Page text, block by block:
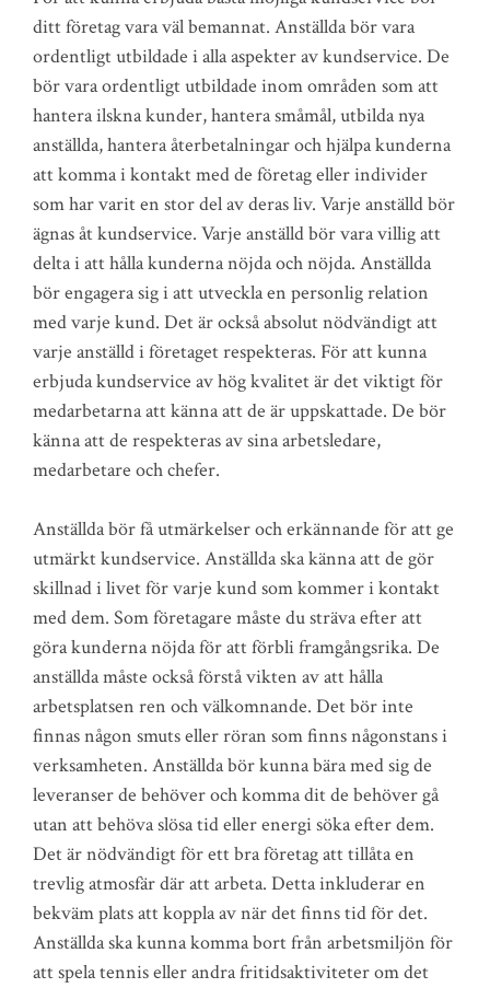
ditt företag vara väl bemannat. Anställda bör vara
ordentligt utbildade i alla aspekter av kundservice. De
bör vara ordentligt utbildade inom områden som att
hantera ilskna kunder, hantera småmål, utbilda nya
anställda, hantera återbetalningar och hjälpa kunderna
att komma i kontakt med de företag eller individer
som har varit en stor del av deras liv. Varje anställd bör
ägnas åt kundservice. Varje anställd bör vara villig att
delta i att hålla kunderna nöjda och nöjda. Anställda
bör engagera sig i att utveckla en personlig relation
med varje kund. Det är också absolut nödvändigt att
varje anställd i företaget respekteras. För att kunna
erbjuda kundservice av hög kvalitet är det viktigt för
medarbetarna att känna att de är uppskattade. De bör
känna att de respekteras av sina arbetsledare,
medarbetare och chefer.
Anställda bör få utmärkelser och erkännande för att ge
utmärkt kundservice. Anställda ska känna att de gör
skillnad i livet för varje kund som kommer i kontakt
med dem. Som företagare måste du sträva efter att
göra kunderna nöjda för att förbli framgångsrika. De
anställda måste också förstå vikten av att hålla
arbetsplatsen ren och välkomnande. Det bör inte
finnas någon smuts eller röran som finns någonstans i
verksamheten. Anställda bör kunna bära med sig de
leveranser de behöver och komma dit de behöver gå
utan att behöva slösa tid eller energi söka efter dem.
Det är nödvändigt för ett bra företag att tillåta en
trevlig atmosfär där att arbeta. Detta inkluderar en
bekväm plats att koppla av när det finns tid för det.
Anställda ska kunna komma bort från arbetsmiljön för
att spela tennis eller andra fritidsaktiviteter om det